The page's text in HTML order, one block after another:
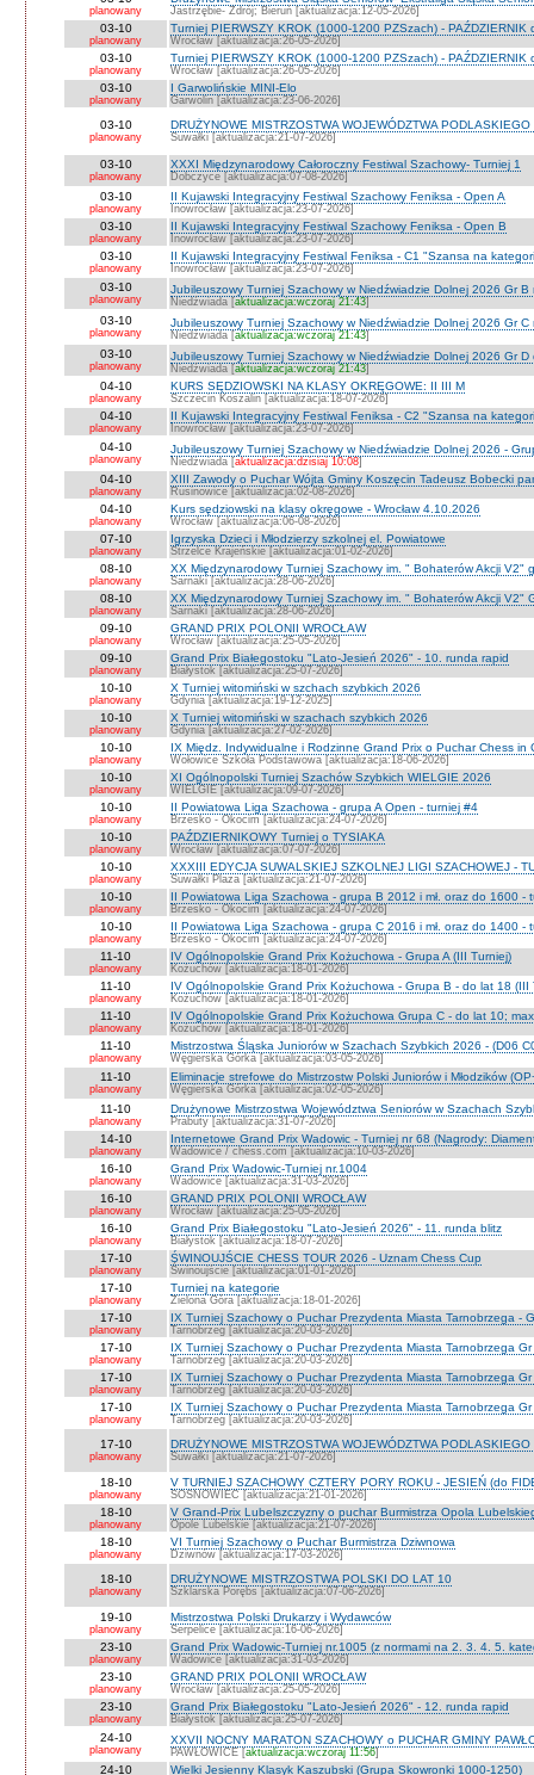
planowany Jastrzębie- Zdrój; Bieruń [aktualizacja:12-05-2026]
03-10
planowany
Turniej PIERWSZY KROK (1000-1200 PZSzach) - PAŹDZIERNIK
Wrocław [aktualizacja:26-05-2026]
03-10
planowany
Turniej PIERWSZY KROK (1000-1200 PZSzach) - PAŹDZIERNIK
Wrocław [aktualizacja:26-05-2026]
03-10
planowany
I Garwolińskie MINI-Elo
Garwolin [aktualizacja:23-06-2026]
03-10
planowany
DRUŻYNOWE MISTRZOSTWA WOJEWÓDZTWA
Suwałki [aktualizacja:21-07-2026]
03-10
planowany
XXXI Międzynarodowy Całoroczny Festiwal Szachowy- Turniej 1
Dobczyce [aktualizacja:07-08-2026]
03-10
planowany
II Kujawski Integracyjny Festiwal Szachowy Feniksa - Open A
Inowrocław [aktualizacja:23-07-2026]
03-10
planowany
II Kujawski Integracyjny Festiwal Szachowy Feniksa - Open B
Inowrocław [aktualizacja:23-07-2026]
03-10
planowany
II Kujawski Integracyjny Festiwal Feniksa - C1 "Szansa na
Inowrocław [aktualizacja:23-07-2026]
03-10
planowany
Jubileuszowy Turniej Szachowy w Niedźwiadzie Dolnej 2026 Gr
Niedźwiada [aktualizacja:wczoraj 21:43]
03-10
planowany
Jubileuszowy Turniej Szachowy w Niedźwiadzie Dolnej 2026 Gr
Niedźwiada [aktualizacja:wczoraj 21:43]
03-10
planowany
Jubileuszowy Turniej Szachowy w Niedźwiadzie Dolnej 2026 Gr
Niedźwiada [aktualizacja:wczoraj 21:43]
04-10
planowany
KURS SĘDZIOWSKI NA KLASY OKRĘGOWE: II III M
Szczecin Koszalin [aktualizacja:18-07-2026]
04-10
planowany
II Kujawski Integracyjny Festiwal Feniksa - C2 "Szansa na
Inowrocław [aktualizacja:23-07-2026]
04-10
planowany
Jubileuszowy Turniej Szachowy w Niedźwiadzie Dolnej 2026 -
Niedżwiada [aktualizacja:dzisiaj 10:08]
04-10
planowany
XIII Zawody o Puchar Wójta Gminy Koszęcin Tadeusz Bobecki
Rusinowice [aktualizacja:02-08-2026]
04-10
planowany
Kurs sędziowski na klasy okręgowe - Wrocław 4.10.2026
Wrocław [aktualizacja:06-08-2026]
07-10
planowany
Igrzyska Dzieci i Młodzierzy szkolnej el. Powiatowe
Strzelce Krajeńskie [aktualizacja:01-02-2026]
08-10
planowany
XX Międzynarodowy Turniej Szachowy im. " Bohaterów Akcji V2"
Sarnaki [aktualizacja:28-06-2026]
08-10
planowany
XX Międzynarodowy Turniej Szachowy im. " Bohaterów Akcji V2"
Sarnaki [aktualizacja:28-06-2026]
09-10
planowany
GRAND PRIX POLONII WROCŁAW
Wrocław [aktualizacja:25-05-2026]
09-10
planowany
Grand Prix Białegostoku "Lato-Jesień 2026" - 10. runda rapid
Białystok [aktualizacja:25-07-2026]
10-10
planowany
X Turniej witomiński w szchach szybkich 2026
Gdynia [aktualizacja:19-12-2025]
10-10
planowany
X Turniej witomiński w szachach szybkich 2026
Gdynia [aktualizacja:27-02-2026]
10-10
planowany
IX Międz. Indywidualne i Rodzinne Grand Prix o Puchar Chess in
Wołowice Szkoła Podstawowa [aktualizacja:18-06-2026]
10-10
planowany
XI Ogólnopolski Turniej Szachów Szybkich WIELGIE 2026
WIELGIE [aktualizacja:09-07-2026]
10-10
planowany
II Powiatowa Liga Szachowa - grupa A Open - turniej #4
Brzesko - Okocim [aktualizacja:24-07-2026]
10-10
planowany
PAŹDZIERNIKOWY Turniej o TYSIAKA
Wrocław [aktualizacja:07-07-2026]
10-10
planowany
XXXIII EDYCJA SUWALSKIEJ SZKOLNEJ LIGI SZACHOWEJ -
Suwałki Plaza [aktualizacja:21-07-2026]
10-10
planowany
II Powiatowa Liga Szachowa - grupa B 2012 i mł. oraz do 1600 -
Brzesko - Okocim [aktualizacja:24-07-2026]
10-10
planowany
II Powiatowa Liga Szachowa - grupa C 2016 i mł. oraz do 1400 -
Brzesko - Okocim [aktualizacja:24-07-2026]
11-10
planowany
IV Ogólnopolskie Grand Prix Kożuchowa - Grupa A (III Turniej)
Kożuchów [aktualizacja:18-01-2026]
11-10
planowany
IV Ogólnopolskie Grand Prix Kożuchowa - Grupa B - do lat 18 (III
Kożuchów [aktualizacja:18-01-2026]
11-10
planowany
IV Ogólnopolskie Grand Prix Kożuchowa Grupa C - do lat 10;
Kożuchów [aktualizacja:18-01-2026]
11-10
planowany
Mistrzostwa Śląska Juniorów w Szachach Szybkich 2026 - (D06
Węgierska Górka [aktualizacja:03-05-2026]
11-10
planowany
Eliminacje strefowe do Mistrzostw Polski Juniorów i Młodzików
Węgierska Górka [aktualizacja:02-05-2026]
11-10
planowany
Drużynowe Mistrzostwa Województwa Seniorów w Szachach
Prabuty [aktualizacja:31-07-2026]
14-10
planowany
Internetowe Grand Prix Wadowic - Turniej nr 68 (Nagrody:
Wadowice / chess.com [aktualizacja:10-03-2026]
16-10
planowany
Grand Prix Wadowic-Turniej nr.1004
Wadowice [aktualizacja:31-03-2026]
16-10
planowany
GRAND PRIX POLONII WROCŁAW
Wrocław [aktualizacja:25-05-2026]
16-10
planowany
Grand Prix Białegostoku "Lato-Jesień 2026" - 11. runda blitz
Białystok [aktualizacja:18-07-2026]
17-10
planowany
ŚWINOUJŚCIE CHESS TOUR 2026 - Uznam Chess Cup
Świnoujście [aktualizacja:01-01-2026]
17-10
planowany
Turniej na kategorie
Zielona Góra [aktualizacja:18-01-2026]
17-10
planowany
IX Turniej Szachowy o Puchar Prezydenta Miasta Tarnobrzega -
Tarnobrzeg [aktualizacja:20-03-2026]
17-10
planowany
IX Turniej Szachowy o Puchar Prezydenta Miasta Tarnobrzega
Tarnobrzeg [aktualizacja:20-03-2026]
17-10
planowany
IX Turniej Szachowy o Puchar Prezydenta Miasta Tarnobrzega
Tarnobrzeg [aktualizacja:20-03-2026]
17-10
planowany
IX Turniej Szachowy o Puchar Prezydenta Miasta Tarnobrzega Gr
Tarnobrzeg [aktualizacja:20-03-2026]
17-10
planowany
DRUŻYNOWE MISTRZOSTWA WOJEWÓDZTWA
Suwałki [aktualizacja:21-07-2026]
18-10
planowany
V TURNIEJ SZACHOWY CZTERY PORY ROKU - JESIEŃ (do
SOSNOWIEC [aktualizacja:21-01-2026]
18-10
planowany
V Grand-Prix Lubelszczyzny o puchar Burmistrza Opola
Opole Lubelskie [aktualizacja:21-07-2026]
18-10
planowany
VI Turniej Szachowy o Puchar Burmistrza Dziwnowa
Dziwnów [aktualizacja:17-03-2026]
18-10
planowany
DRUŻYNOWE MISTRZOSTWA POLSKI DO LAT 10
Szklarska Porębs [aktualizacja:07-06-2026]
19-10
planowany
Mistrzostwa Polski Drukarzy i Wydawców
Serpelice [aktualizacja:16-06-2026]
23-10
planowany
Grand Prix Wadowic-Turniej nr.1005 (z normami na 2. 3. 4. 5.
Wadowice [aktualizacja:31-03-2026]
23-10
planowany
GRAND PRIX POLONII WROCŁAW
Wrocław [aktualizacja:25-05-2026]
23-10
planowany
Grand Prix Białegostoku "Lato-Jesień 2026" - 12. runda rapid
Białystok [aktualizacja:25-07-2026]
24-10
planowany
XXVII NOCNY MARATON SZACHOWY o PUCHAR GMINY
PAWŁOWICE [aktualizacja:wczoraj 11:56]
24-10 Wielki Jesienny Klasyk Kaszubski (Grupa Skowronki 1000-1250)